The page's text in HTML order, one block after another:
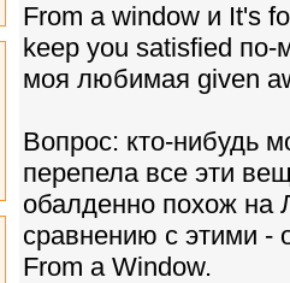
From a window и It's
keep you satisfied
моя любимая given
Вопрос: кто-нибудь
перепела все эти
обалденно похож на
сравнению с этими -
From a Window.